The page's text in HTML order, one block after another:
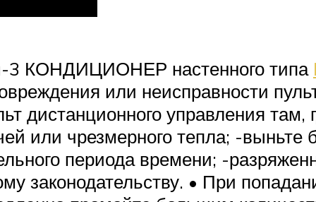
3 КОНДИЦИОНЕР настенного типа
или неисправности
дистанционного управления там,
или чрезмерного тепла; -выньте
периода времени; -
законодательству. • При